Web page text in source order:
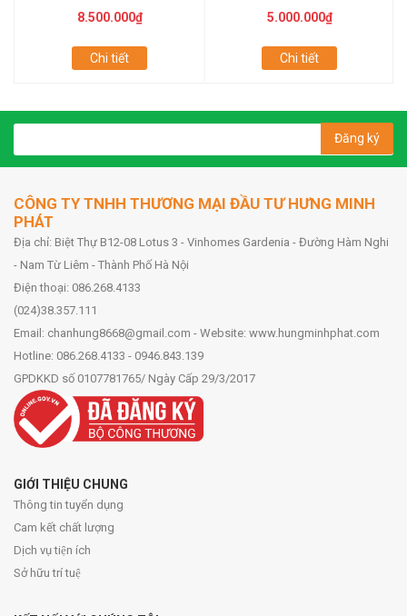
8.500.000₫
Chi tiết
5.000.000₫
Chi tiết
Đăng ký
CÔNG TY TNHH THƯƠNG MẠI ĐẦU TƯ HƯNG MINH
PHÁT
Địa chỉ: Biệt Thự B12-08 Lotus 3 - Vinhomes Gardenia - Đường Hàm Nghi
- Nam Từ Liêm - Thành Phố Hà Nội
Điện thoại: 086.268.4133
(024)38.357.111
Email: chanhung8668@gmail.com - Website: www.hungminhphat.com
Hotline: 086.268.4133 - 0946.843.139
GPDKKD số 0107781765/ Ngày Cấp 29/3/2017
GIỚI THIỆU CHUNG
Thông tin tuyển dụng
Cam kết chất lượng
Dịch vụ tiện ích
Sở hữu trí tuệ